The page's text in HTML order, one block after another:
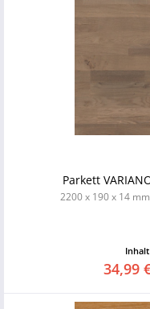
Parkett
2200 x 190 x 14
Inhalt
34,99